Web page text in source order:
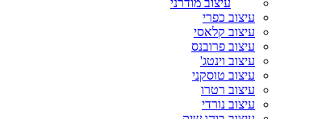
עיצוב מודרני
עיצוב כפרי
עיצוב קלאסי
עיצוב פרובנס
עיצוב וינטג'
עיצוב טוסקני
עיצוב רטרו
עיצוב נורדי